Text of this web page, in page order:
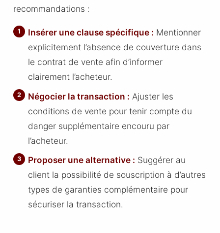
recommandations :
Insérer une clause spécifique : Mentionner
explicitement l’absence de couverture dans
le contrat de vente afin d’informer
clairement l’acheteur.
Négocier la transaction : Ajuster les
conditions de vente pour tenir compte du
danger supplémentaire encouru par
l’acheteur.
Proposer une alternative : Suggérer au
client la possibilité de souscription à d’autres
types de garanties complémentaire pour
sécuriser la transaction.